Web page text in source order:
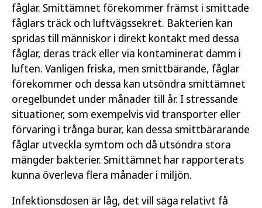
fåglar. Smittämnet förekommer främst i smittade
fåglars träck och luftvägssekret. Bakterien kan
spridas till människor i direkt kontakt med dessa
fåglar, deras träck eller via kontaminerat damm i
luften. Vanligen friska, men smittbärande, fåglar
förekommer och dessa kan utsöndra smittämnet
oregelbundet under månader till år. I stressande
situationer, som exempelvis vid transporter eller
förvaring i trånga burar, kan dessa smittbärarande
fåglar utveckla symtom och då utsöndra stora
mängder bakterier. Smittämnet har rapporterats
kunna överleva flera månader i miljön.
Infektionsdosen är låg, det vill säga relativt få